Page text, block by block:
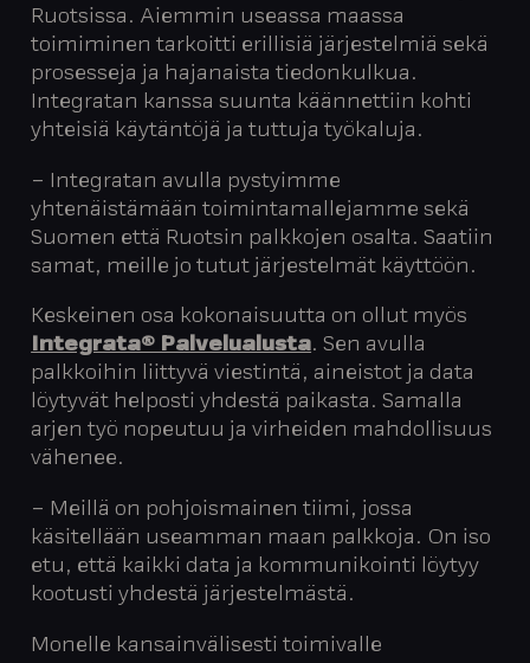
Ruotsissa. Aiemmin useassa maassa
toimiminen tarkoitti erillisiä järjestelmiä sekä
prosesseja ja hajanaista tiedonkulkua.
Integratan kanssa suunta käännettiin kohti
yhteisiä käytäntöjä ja tuttuja työkaluja.
– Integratan avulla pystyimme
yhtenäistämään toimintamallejamme sekä
Suomen että Ruotsin palkkojen osalta. Saatiin
samat, meille jo tutut järjestelmät käyttöön.
Keskeinen osa kokonaisuutta on ollut myös
Integrata® Palvelualusta. Sen avulla
palkkoihin liittyvä viestintä, aineistot ja data
löytyvät helposti yhdestä paikasta. Samalla
arjen työ nopeutuu ja virheiden mahdollisuus
vähenee.
– Meillä on pohjoismainen tiimi, jossa
käsitellään useamman maan palkkoja. On iso
etu, että kaikki data ja kommunikointi löytyy
kootusti yhdestä järjestelmästä.
Monelle kansainvälisesti toimivalle